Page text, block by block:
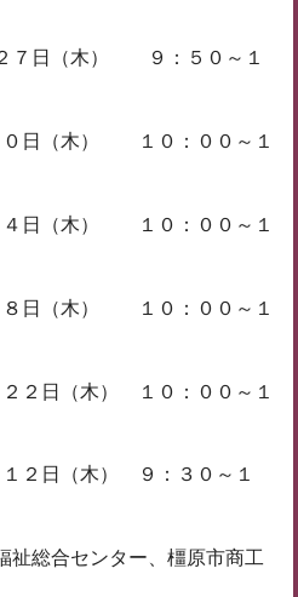
日（木） ９：５０～１
日（木） １０：００～１
日（木） １０：００～１
日（木） １０：００～１
２日（木） １０：００～１
２日（木） ９：３０～１
合センター、橿原市商工